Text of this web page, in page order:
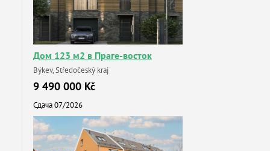
Дом 123 м2 в Праге-восток
Býkev, Středočeský kraj
9 490 000 Kč
Сдача 07/2026